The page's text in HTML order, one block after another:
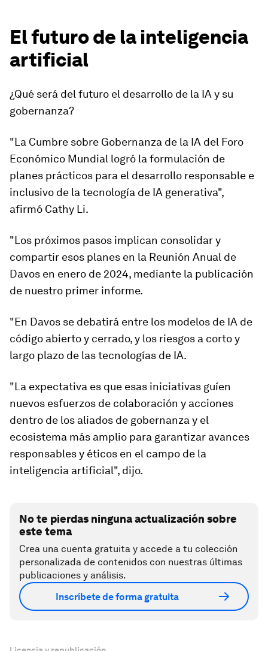
El futuro de la inteligencia
artificial
¿Qué será del futuro el desarrollo de la IA y su
gobernanza?
"La Cumbre sobre Gobernanza de la IA del Foro
Económico Mundial logró la formulación de
planes prácticos para el desarrollo responsable e
inclusivo de la tecnología de IA generativa",
afirmó Cathy Li.
"Los próximos pasos implican consolidar y
compartir esos planes en la Reunión Anual de
Davos en enero de 2024, mediante la publicación
de nuestro primer informe.
"En Davos se debatirá entre los modelos de IA de
código abierto y cerrado, y los riesgos a corto y
largo plazo de las tecnologías de IA.
"La expectativa es que esas iniciativas guíen
nuevos esfuerzos de colaboración y acciones
dentro de los aliados de gobernanza y el
ecosistema más amplio para garantizar avances
responsables y éticos en el campo de la
inteligencia artificial", dijo.
No te pierdas ninguna actualización sobre
este tema
Crea una cuenta gratuita y accede a tu colección
personalizada de contenidos con nuestras últimas
publicaciones y análisis.
Inscríbete de forma gratuita